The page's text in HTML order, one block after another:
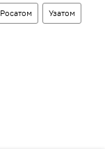
Росатом Узатом